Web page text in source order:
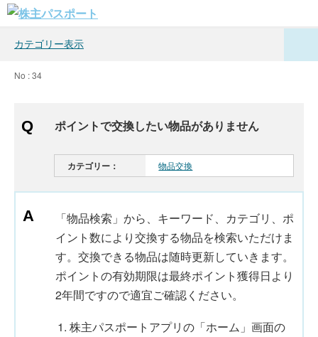
カテゴリー表示
No : 34
ポイントで交換したい物品がありません
カテゴリー： 物品交換
「物品検索」から、キーワード、カテゴリ、ポ
イント数により交換する物品を検索いただけま
す。交換できる物品は随時更新していきます。
ポイントの有効期限は最終ポイント獲得日より
2年間ですので適宜ご確認ください。
株主パスポートアプリの「ホーム」画面の